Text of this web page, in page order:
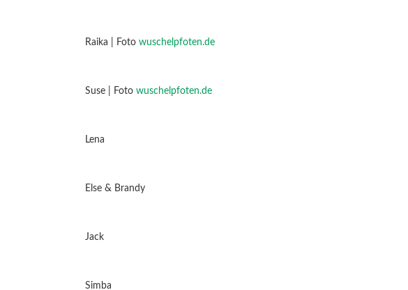
Raika | Foto wuschelpfoten.de
Suse | Foto wuschelpfoten.de
Lena
Else & Brandy
Jack
Simba